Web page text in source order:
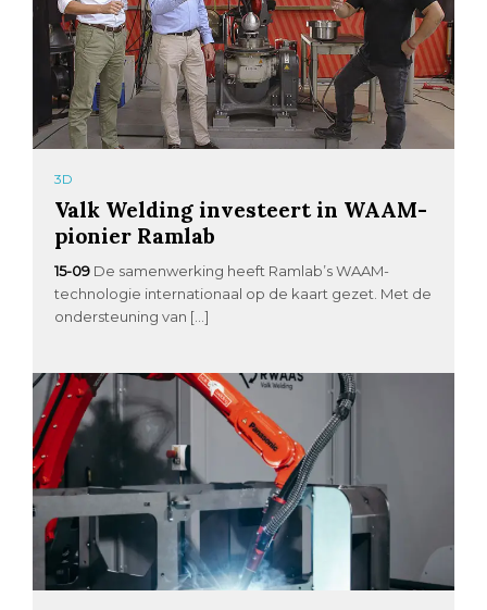
3D
Valk Welding investeert in WAAM-
pionier Ramlab
15-09 De samenwerking heeft Ramlab’s WAAM-
technologie internationaal op de kaart gezet. Met de
ondersteuning van […]